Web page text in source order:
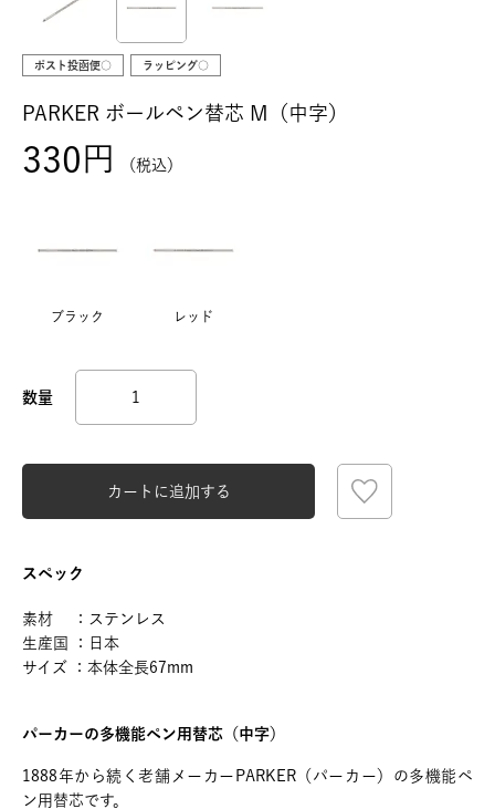
ポスト投函便○ ラッピング○
PARKER ボールペン替芯 M（中字）
330 税込
ブラック レッド
カートに追加する
スペック
素材 ：ステンレス
生産国 ：日本
サイズ ：本体全長67mm
パーカーの多機能ペン用替芯（中字）
1888年から続く老舗メーカーPARKER（パーカー）の多機能ペ
ン用替芯です。